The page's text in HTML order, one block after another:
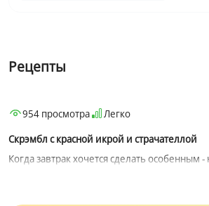
Рецепты
Закуски Для завтрака
954 просмотра
Легко
Скрэмбл с красной икрой и страчателлой
Когда завтрак хочется сделать